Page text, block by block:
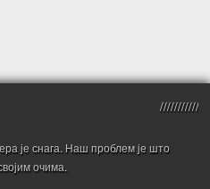
је снага. Наш проблем је што
очима.